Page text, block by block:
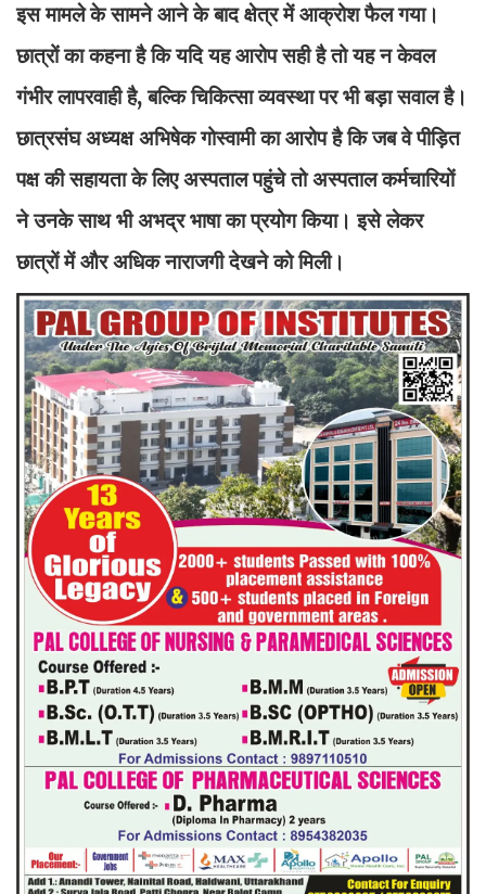
इस मामले के सामने आने के बाद क्षेत्र में आक्रोश फैल गया।
छात्रों का कहना है कि यदि यह आरोप सही है तो यह न केवल
गंभीर लापरवाही है, बल्कि चिकित्सा व्यवस्था पर भी बड़ा सवाल है।
छात्रसंघ अध्यक्ष अभिषेक गोस्वामी का आरोप है कि जब वे पीड़ित
पक्ष की सहायता के लिए अस्पताल पहुंचे तो अस्पताल कर्मचारियों
ने उनके साथ भी अभद्र भाषा का प्रयोग किया। इसे लेकर
छात्रों में और अधिक नाराजगी देखने को मिली।